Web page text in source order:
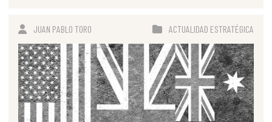
JUAN PABLO TORO ACTUALIDAD ESTRATÉGICA